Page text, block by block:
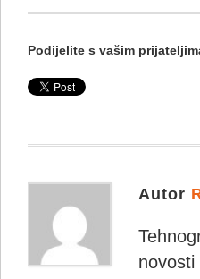
Podijelite s vašim
Autor